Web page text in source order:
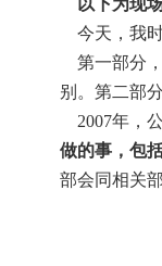
以下为
今天
别。第二部
2007
做的事，包
部会同相关